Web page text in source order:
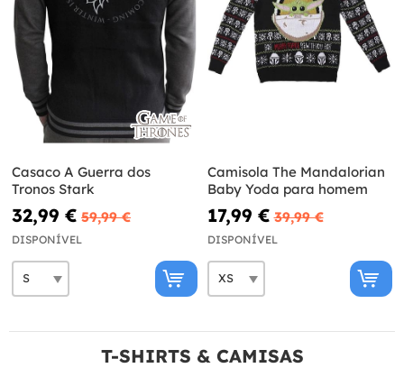
Casaco A Guerra dos
Tronos Stark
32,99 € 59,99 €
DISPONÍVEL
Camisola The Mandalorian
Baby Yoda para homem
17,99 € 39,99 €
DISPONÍVEL
T-SHIRTS & CAMISAS